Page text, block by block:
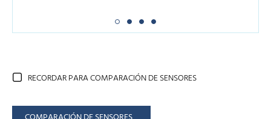
RECORDAR PARA COMPARACIÓN DE SENSORES